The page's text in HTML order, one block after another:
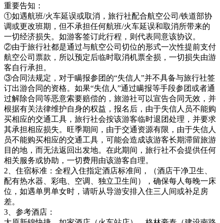
重要告知：
①如遇航班/火车延误或取消，旅行社配合航空公司/铁道部协
调或更改班期，但不承担任何航班/火车延误和取消所带来的
一切经济损失。如游客签订此行程，则代表同意该协议。
②由于旅行社都是通过与航空公司切位的形式一次性提前支付
航空公司票款，所以预定后临时取消机票全损，一切损失由游
客自行承担。
③合同法规定，对于瞒报参团的“失信人”并不具备与旅行社签
订出游合同的资格。如果“失信人”通过瞒报等手段参团或者通
过解除合同等恶意索要赔偿的，旅游社可以宣告合同无效，并
根据有关法律维护自身的权益，报名后，由于失信人员不能购
买相应的交通工具，旅行社会按该游客临时退团处理，并要求
其承担相应损失。旺季期间，由于交通资源有限，由于失信人
员不能购买相应的交通工具，可能会造成该游客长期滞留旅游
目的地，而无法返回出发地。在此期间，旅行社不会提供任何
相关服务或协助，一切费用由该游客自理。
2、住宿标准：全程入住指定酒店标准间，（酒店干净卫生、
配有热水器、彩电、空调、独立卫生间），确保每人每晚一床
位，如遇单男单女时，请听从导游安排入住三人间或补足房
差。
3、参考酒店：